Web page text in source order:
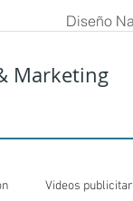
Diseño
Marketing
Videos